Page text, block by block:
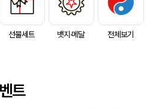
선물세트 뱃지·메달 전체보기
트